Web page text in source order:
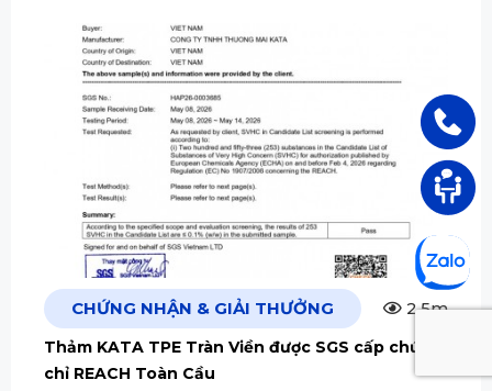
CHỨNG NHẬN & GIẢI THƯỞNG 2.5m
Thảm KATA TPE Tràn Viền được SGS cấp chứng
chỉ REACH Toàn Cầu